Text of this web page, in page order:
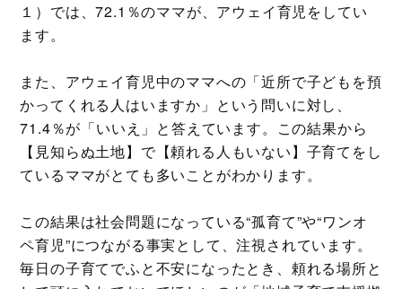
１）では、72.1％のママが、アウェイ育児をしてい
ます。
また、アウェイ育児中のママへの「近所で子どもを預
かってくれる人はいますか」という問いに対し、
71.4％が「いいえ」と答えています。この結果から
【見知らぬ土地】で【頼れる人もいない】子育てをし
ているママがとても多いことがわかります。
この結果は社会問題になっている“孤育て”や“ワンオ
ペ育児”につながる事実として、注視されています。
毎日の子育てでふと不安になったとき、頼れる場所と